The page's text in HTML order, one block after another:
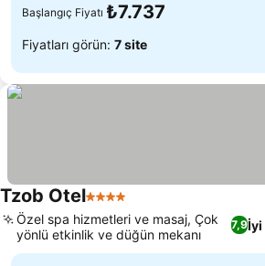
Başlangıç Fiyatı ₺7.737
Fiyatları görün: 7 site
Tzob Otel4 Yıldız
7,9İyi
Özel spa hizmetleri ve masaj, Çok
yönlü etkinlik ve düğün mekanı